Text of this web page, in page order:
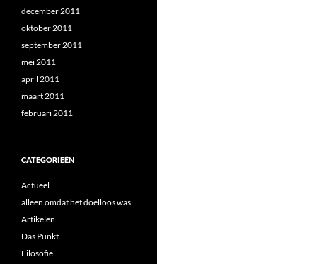
december 2011
oktober 2011
september 2011
mei 2011
april 2011
maart 2011
februari 2011
CATEGORIEËN
Actueel
alleen omdat het doelloos was
Artikelen
Das Punkt
Filosofie